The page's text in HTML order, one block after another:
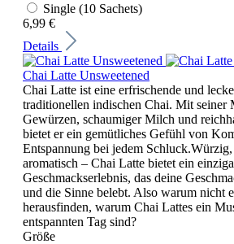
Single (10 Sachets)
6,99 €
Details
Chai Latte Unsweetened
Chai Latte ist eine erfrischende und
traditionellen indischen Chai. Mit seiner
Gewürzen, schaumiger Milch und
bietet er ein gemütliches Gefühl von
Entspannung bei jedem
aromatisch – Chai Latte bietet ein
Geschmackserlebnis, das deine
und die Sinne belebt. Also warum nicht
herausfinden, warum Chai Lattes ein
entspannten Tag sind?
Größe